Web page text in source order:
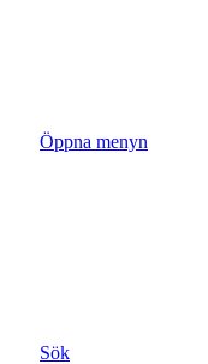
Öppna menyn
Sök